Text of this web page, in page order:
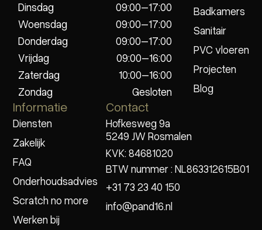
Dinsdag
09:00–17:00
Woensdag
09:00–17:00
Donderdag
09:00–17:00
Vrijdag
09:00–16:00
Zaterdag
10:00–16:00
Zondag
Gesloten
Badkamers
Sanitair
PVC vloeren
Projecten
Blog
Informatie
Diensten
Zakelijk
FAQ
Onderhoudsadvies
Scratch no more
Werken bij
Contact
Hofkesweg 9a
5249 JW Rosmalen
KVK: 84681020
BTW nummer : NL863312615B01
+31 73 23 40 150
info@pand16.nl